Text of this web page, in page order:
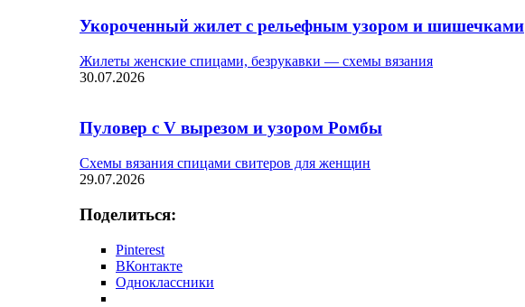
Укороченный жилет с рельефным узором и шишечками
Жилеты женские спицами, безрукавки — схемы вязания
30.07.2026
Пуловер с V вырезом и узором Ромбы
Схемы вязания спицами свитеров для женщин
29.07.2026
Поделиться:
Pinterest
ВКонтакте
Одноклассники